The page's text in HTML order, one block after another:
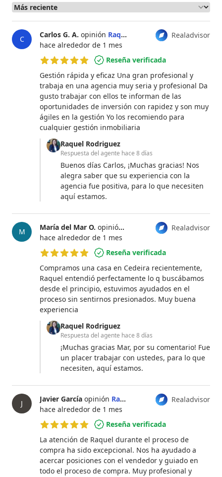
C Realadvisor
Carlos G. A. opinión Raquel Rodriguez
hace alrededor de 1 mes
Reseña verificada
5 de 5 estrellas
Gestión rápida y eficaz Una gran profesional y
trabaja en una agencia muy seria y profesional Da
gusto trabajar con ellos te informan de las
oportunidades de inversión con rapidez y son muy
ágiles en la gestión Yo los recomiendo para
cualquier gestión inmobiliaria
Raquel Rodriguez
Respuesta del agente hace 8 días
Buenos días Carlos, ¡Muchas gracias! Nos
alegra saber que su experiencia con la
agencia fue positiva, para lo que necesiten
aquí estamos.
M Realadvisor
María del Mar O. opinión
Raquel Rodriguez
hace alrededor de 1 mes
Reseña verificada
Compramos una casa en Cedeira recientemente,
Raquel entendió perfectamente lo q buscábamos
desde el principio, estuvimos ayudados en el
proceso sin sentirnos presionados. Muy buena
experiencia
Raquel Rodriguez
Respuesta del agente hace 8 días
¡Muchas gracias Mar, por su comentario! Fue
un placer trabajar con ustedes, para lo que
necesiten, aquí estamos.
J Realadvisor
Javier García opinión Raquel Rodriguez
hace alrededor de 1 mes
Reseña verificada
5 de 5 estrellas
La atención de Raquel durante el proceso de
compra ha sido excepcional. Nos ha ayudado a
acercar posiciones con el vendedor y guiado en
todo el proceso de compra. Muy profesional y